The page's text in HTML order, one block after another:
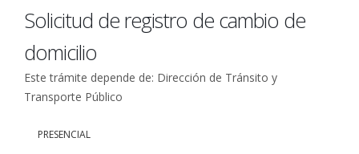
Solicitud de registro de cambio de
domicilio
Este trámite depende de: Dirección de Tránsito y
Transporte Público
PRESENCIAL